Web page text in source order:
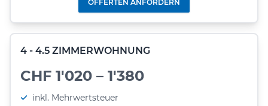
OFFERTEN ANFORDERN
4 - 4.5 ZIMMERWOHNUNG
CHF 1'020 – 1'380
inkl. Mehrwertsteuer